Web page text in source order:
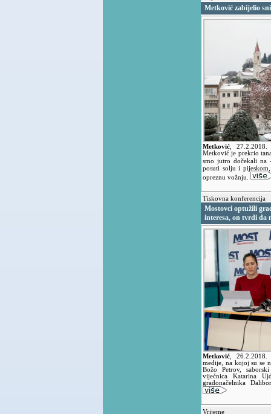
Metković zabijelio
Metković
Metković je prekrio
smo jutro dočekali na
posuti solju i
opreznu vožnju.
Tiskovna konferencija
Mostovci optužili
interesa, on tvrdi da
Metković
medije, na kojoj su se
Božo Petrov,
vijećnica Katarina
gradonačelnika
Vrijeme